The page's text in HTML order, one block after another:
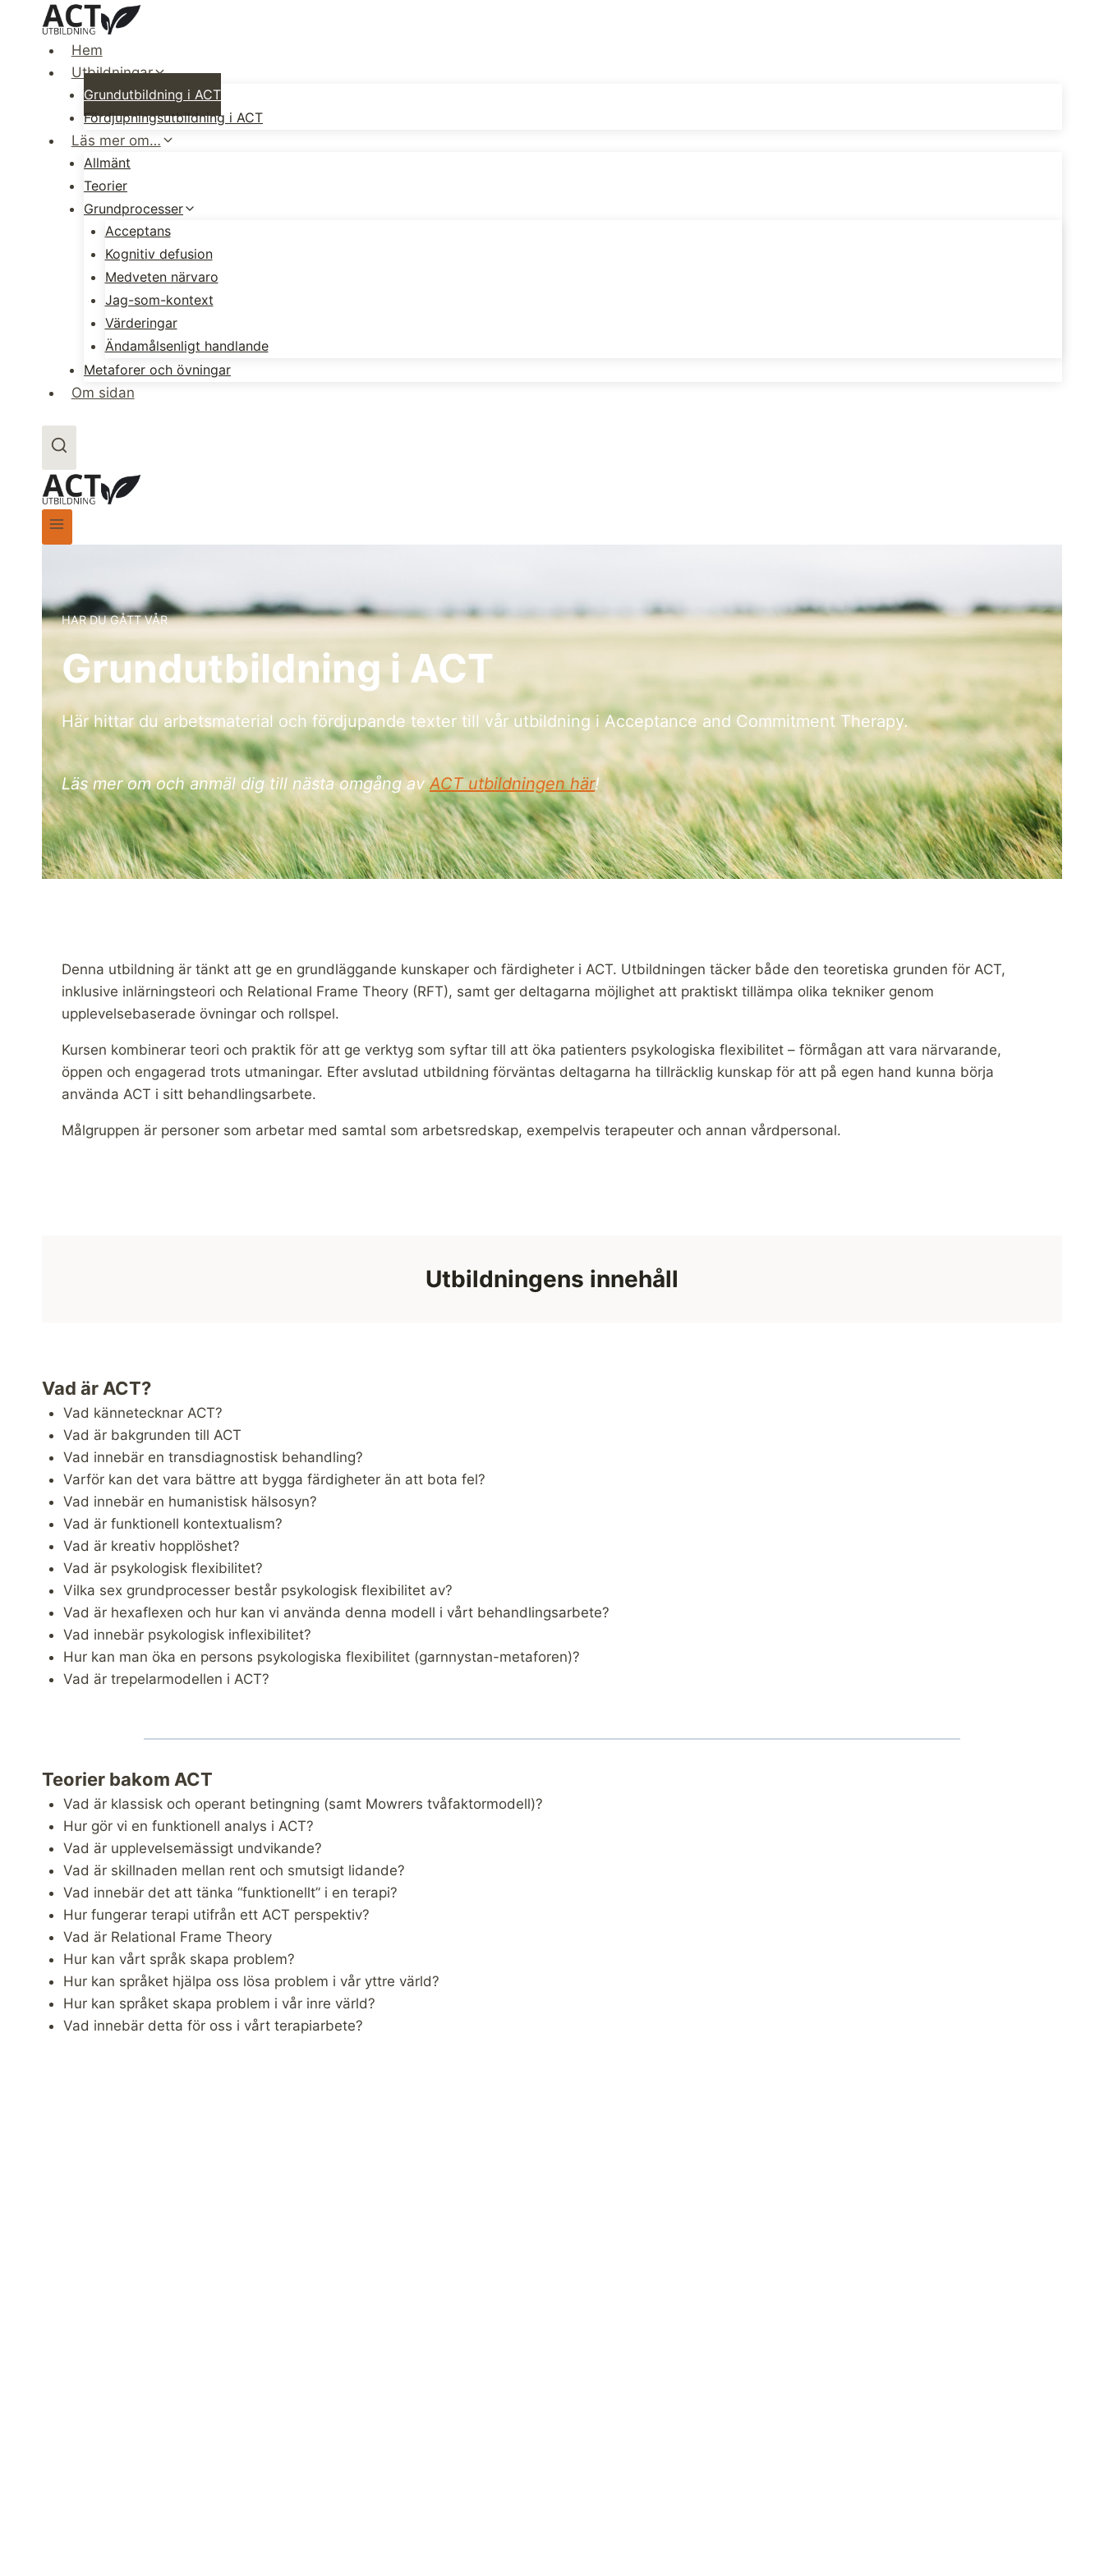
Hem
Utbildningar
Grundutbildning i ACT
Fördjupningsutbildning i ACT
Läs mer om…
Allmänt
Teorier
Grundprocesser
Acceptans
Kognitiv defusion
Medveten närvaro
Jag-som-kontext
Värderingar
Ändamålsenligt handlande
Metaforer och övningar
Om sidan
HAR DU GÅTT VÅR
Grundutbildning i ACT
Här hittar du arbetsmaterial och fördjupande texter till vår utbildning i Acceptance and Commitment Therapy.
Läs mer om och anmäl dig till nästa omgång avACT utbildningen här!
Denna utbildning är tänkt att ge en grundläggande kunskaper och färdigheter i ACT. Utbildningen täcker både den teoretiska grunden för ACT,
inklusive inlärningsteori och Relational Frame Theory (RFT), samt ger deltagarna möjlighet att praktiskt tillämpa olika tekniker genom
upplevelsebaserade övningar och rollspel.
Kursen kombinerar teori och praktik för att ge verktyg som syftar till att öka patienters psykologiska flexibilitet – förmågan att vara närvarande,
öppen och engagerad trots utmaningar. Efter avslutad utbildning förväntas deltagarna ha tillräcklig kunskap för att på egen hand kunna börja
använda ACT i sitt behandlingsarbete.
Målgruppen är personer som arbetar med samtal som arbetsredskap, exempelvis terapeuter och annan vårdpersonal.
Utbildningens innehåll
Vad är ACT?
Vad kännetecknar ACT?
Vad är bakgrunden till ACT
Vad innebär en transdiagnostisk behandling?
Varför kan det vara bättre att bygga färdigheter än att bota fel?
Vad innebär en humanistisk hälsosyn?
Vad är funktionell kontextualism?
Vad är kreativ hopplöshet?
Vad är psykologisk flexibilitet?
Vilka sex grundprocesser består psykologisk flexibilitet av?
Vad är hexaflexen och hur kan vi använda denna modell i vårt behandlingsarbete?
Vad innebär psykologisk inflexibilitet?
Hur kan man öka en persons psykologiska flexibilitet (garnnystan-metaforen)?
Vad är trepelarmodellen i ACT?
Teorier bakom ACT
Vad är klassisk och operant betingning (samt Mowrers tvåfaktormodell)?
Hur gör vi en funktionell analys i ACT?
Vad är upplevelsemässigt undvikande?
Vad är skillnaden mellan rent och smutsigt lidande?
Vad innebär det att tänka “funktionellt” i en terapi?
Hur fungerar terapi utifrån ett ACT perspektiv?
Vad är Relational Frame Theory
Hur kan vårt språk skapa problem?
Hur kan språket hjälpa oss lösa problem i vår yttre värld?
Hur kan språket skapa problem i vår inre värld?
Vad innebär detta för oss i vårt terapiarbete?